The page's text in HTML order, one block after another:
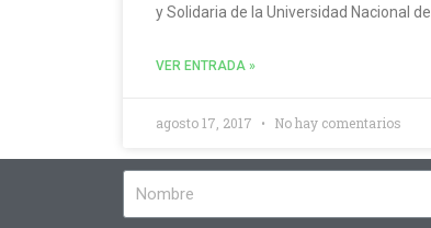
y Solidaria de la Universidad Nacional de
VER ENTRADA »
agosto 17, 2017 No hay comentarios